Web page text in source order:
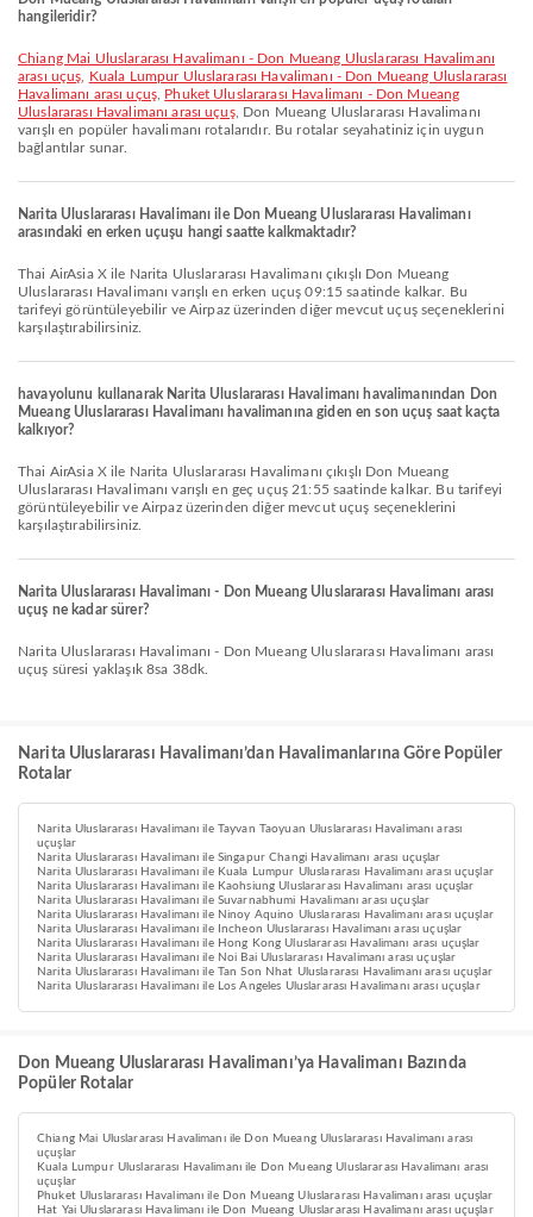
hangileridir?
Chiang Mai Uluslararası Havalimanı - Don Mueang Uluslararası Havalimanı
arası uçuş
Kuala Lumpur Uluslararası Havalimanı - Don Mueang Uluslararası
Havalimanı arası uçuş, Phuket Uluslararası Havalimanı - Don Mueang
Uluslararası Havalimanı arası uçuş, Don Mueang Uluslararası Havalimanı
varışlı en popüler havalimanı rotalarıdır. Bu rotalar seyahatiniz için uygun
bağlantılar sunar.
Narita Uluslararası Havalimanı ile Don Mueang Uluslararası Havalimanı
arasındaki en erken uçuşu hangi saatte kalkmaktadır?
Thai AirAsia X ile Narita Uluslararası Havalimanı çıkışlı Don Mueang
Uluslararası Havalimanı varışlı en erken uçuş 09:15 saatinde kalkar. Bu
tarifeyi görüntüleyebilir ve Airpaz üzerinden diğer mevcut uçuş seçeneklerini
karşılaştırabilirsiniz.
havayolunu kullanarak Narita Uluslararası Havalimanı havalimanından Don
Mueang Uluslararası Havalimanı havalimanına giden en son uçuş saat kaçta
kalkıyor?
Thai AirAsia X ile Narita Uluslararası Havalimanı çıkışlı Don Mueang
Uluslararası Havalimanı varışlı en geç uçuş 21:55 saatinde kalkar. Bu tarifeyi
görüntüleyebilir ve Airpaz üzerinden diğer mevcut uçuş seçeneklerini
karşılaştırabilirsiniz.
Narita Uluslararası Havalimanı - Don Mueang Uluslararası Havalimanı arası
uçuş ne kadar sürer?
Narita Uluslararası Havalimanı - Don Mueang Uluslararası Havalimanı arası
uçuş süresi yaklaşık 8sa 38dk.
Narita Uluslararası Havalimanı’dan Havalimanlarına Göre Popüler
Rotalar
Narita Uluslararası Havalimanı ile Tayvan Taoyuan Uluslararası Havalimanı arası
uçuşlar
Narita Uluslararası Havalimanı ile Singapur Changi Havalimanı arası uçuşlar
Narita Uluslararası Havalimanı ile Kuala Lumpur Uluslararası Havalimanı arası uçuşlar
Narita Uluslararası Havalimanı ile Kaohsiung Uluslararası Havalimanı arası uçuşlar
Narita Uluslararası Havalimanı ile Suvarnabhumi Havalimanı arası uçuşlar
Narita Uluslararası Havalimanı ile Ninoy Aquino Uluslararası Havalimanı arası uçuşlar
Narita Uluslararası Havalimanı ile Incheon Uluslararası Havalimanı arası uçuşlar
Narita Uluslararası Havalimanı ile Hong Kong Uluslararası Havalimanı arası uçuşlar
Narita Uluslararası Havalimanı ile Noi Bai Uluslararası Havalimanı arası uçuşlar
Narita Uluslararası Havalimanı ile Tan Son Nhat Uluslararası Havalimanı arası uçuşlar
Narita Uluslararası Havalimanı ile Los Angeles Uluslararası Havalimanı arası uçuşlar
Don Mueang Uluslararası Havalimanı’ya Havalimanı Bazında
Popüler Rotalar
Chiang Mai Uluslararası Havalimanı ile Don Mueang Uluslararası Havalimanı arası
uçuşlar
Kuala Lumpur Uluslararası Havalimanı ile Don Mueang Uluslararası Havalimanı arası
uçuşlar
Phuket Uluslararası Havalimanı ile Don Mueang Uluslararası Havalimanı arası uçuşlar
Hat Yai Uluslararası Havalimanı ile Don Mueang Uluslararası Havalimanı arası uçuşlar